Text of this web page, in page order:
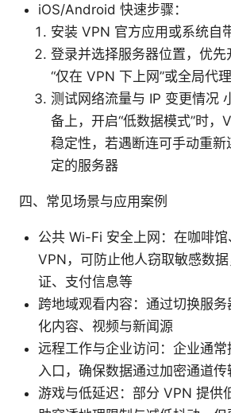
iOS/Android 快速步骤：
安装 VPN 官方应用或系统自
登录并选择服务器位置，优先
“仅在 VPN 下上网”或全局代理
测试网络流量与 IP 变更情况
备上，开启“低数据模式”时，
稳定性，若遇断连可手动重新
定的服务器
四、常见场景与应用案例
公共 Wi-Fi 安全上网：在咖啡
VPN，可防止他人窃取敏感数
证、支付信息等
跨地域观看内容：通过切换服
化内容、视频与新闻源
远程工作与企业访问：企业通
入口，确保数据通过加密通道传
游戏与低延迟：部分 VPN 提供